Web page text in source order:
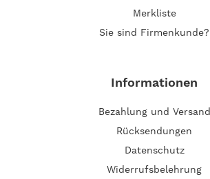
Merkliste
Sie sind Firmenkunde?
Informationen
Bezahlung und Versand
Rücksendungen
Datenschutz
Widerrufsbelehrung